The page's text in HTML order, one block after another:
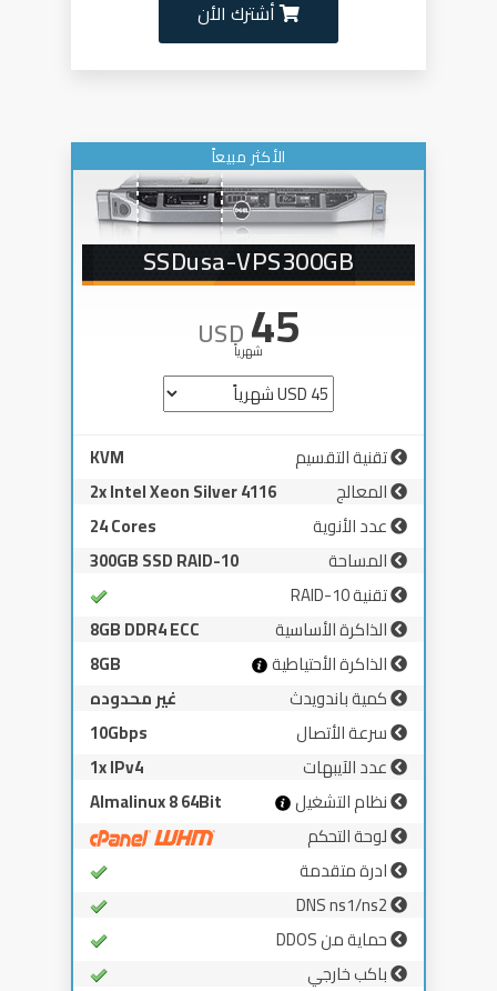
أشترك الأن
الأكثر مبيعاً
SSDusa-VPS300GB
45
USDشهرياً
تقنية التقسيم
KVM
المعالج
2x Intel Xeon Silver 4116
عدد الأنوية
24 Cores
المساحة
300GB SSD RAID-10
تقنية RAID-10
الذاكرة الأساسية
8GB DDR4 ECC
الذاكرة الأحتياطية
8GB
كمية باندويدث
غير محدوده
سرعة الأتصال
10Gbps
عدد الآيبهات
1x IPv4
نظام التشغيل
Almalinux 8 64Bit
لوحة التحكم
ادرة متقدمة
حماية من DDOS
باكب خارجي